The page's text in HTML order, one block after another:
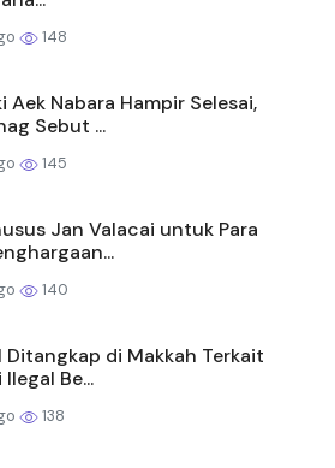
148
Aek Nabara Hampir Selesai,
Sebut ...
145
Jan Valacai untuk Para
140
Ditangkap di Makkah Terkait
Be...
138